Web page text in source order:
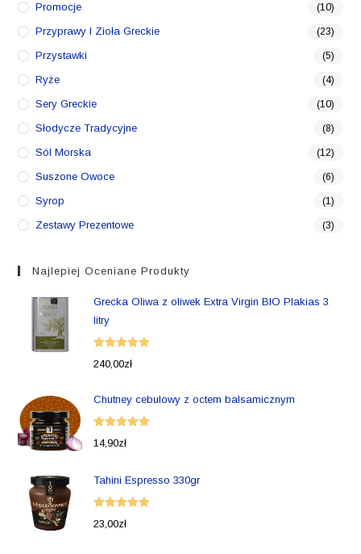
Promocje (10)
Przyprawy I Zioła Greckie (23)
Przystawki (5)
Ryże (4)
Sery Greckie (10)
Słodycze Tradycyjne (8)
Sól Morska (12)
Suszone Owoce (6)
Syrop (1)
Zestawy Prezentowe (3)
Najlepiej Oceniane Produkty
Grecka Oliwa z oliwek Extra Virgin BIO Plakias 3
litry
Oceniono
240,00zł
Chutney cebulowy z octem balsamicznym
Oceniono
14,90zł
Tahini Espresso 330gr
Oceniono
23,00zł